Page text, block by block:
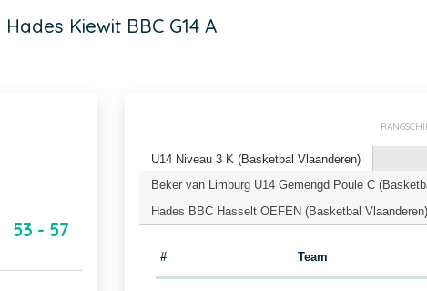
Hades Kiewit BBC G14 A
53 - 57
U14 Niveau 3 K (Basketbal Vlaanderen)
Beker van Limburg U14 Gemengd Poule C
Hades BBC Hasselt OEFEN (Basketbal Vlaanderen)
# Team